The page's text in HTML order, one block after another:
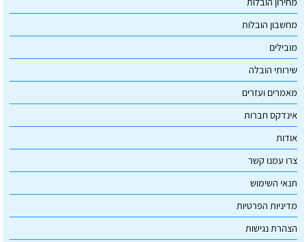
מחשבון הובלות
מובילים
שירותי הובלה
מאמרים ועזרים
אינדקס חברות
אודות
צרו עמנו קשר
תנאי השימוש
מדיניות הפרטיות
הצהרת נגישות